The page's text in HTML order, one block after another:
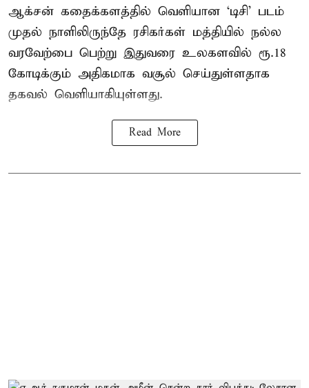
ஆக்சன் கதைக்களத்தில் வெளியான ‘டிசி’ படம்
முதல் நாளிலிருந்தே ரசிகர்கள் மத்தியில் நல்ல
வரவேற்பை பெற்று இதுவரை உலகளவில் ரூ.18
கோடிக்கும் அதிகமாக வசூல் செய்துள்ளதாக
தகவல் வெளியாகியுள்ளது.
Read More